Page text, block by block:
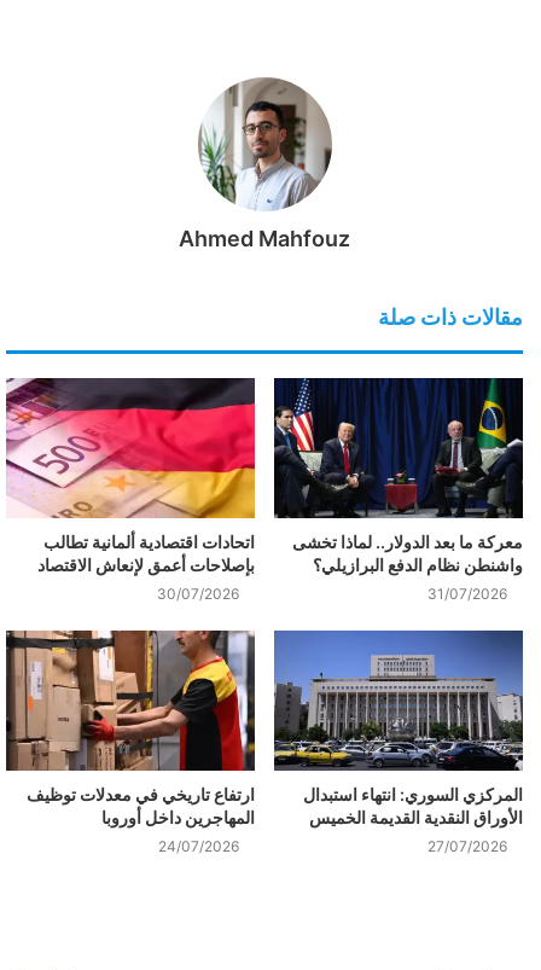
Ahmed Mahfouz
مقالات ذات صلة
معركة ما بعد الدولار.. لماذا تخشى
واشنطن نظام الدفع البرازيلي؟
31/07/2026
اتحادات اقتصادية ألمانية تطالب
بإصلاحات أعمق لإنعاش الاقتصاد
30/07/2026
المركزي السوري: انتهاء استبدال
الأوراق النقدية القديمة الخميس
27/07/2026
ارتفاع تاريخي في معدلات توظيف
المهاجرين داخل أوروبا
24/07/2026